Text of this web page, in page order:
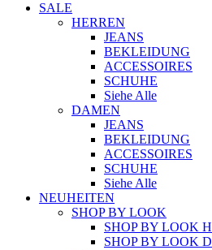
SALE
HERREN
JEANS
BEKLEIDUNG
ACCESSOIRES
SCHUHE
Siehe Alle
DAMEN
JEANS
BEKLEIDUNG
ACCESSOIRES
SCHUHE
Siehe Alle
NEUHEITEN
SHOP BY LOOK
SHOP BY LOOK
SHOP BY LOOK